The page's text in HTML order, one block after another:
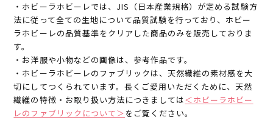
・ホビーラホビーレでは、JIS（日本産業規格）が定める試験方
法に従って全ての生地について品質試験を行っており、ホビー
ラホビーレの品質基準をクリアした商品のみを販売しておりま
す。
・お洋服や小物などの画像は、参考作品です。
・ホビーラホビーレのファブリックは、天然繊維の素材感を大
切にしてつくられています。長くご愛用いただくために、天然
繊維の特徴・お取り扱い方法につきましては＜ホビーラホビー
レのファブリックについて＞ をご覧ください。